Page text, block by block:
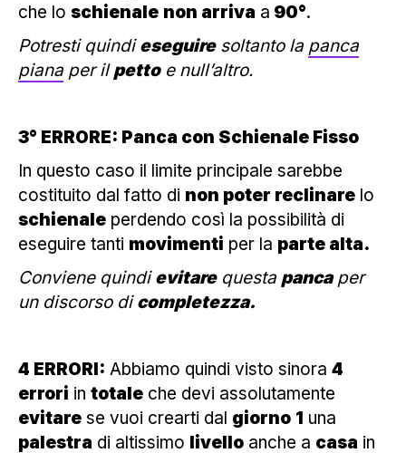
che lo schienale non arriva a 90°.
Potresti quindieseguiresoltanto la panca
piana per ilpettoe null’altro.
3° ERRORE: Panca con Schienale Fisso
In questo caso il limite principale sarebbe
costituito dal fatto di non poter reclinare lo
schienale perdendo così la possibilità di
eseguire tanti movimenti per la parte alta.
Conviene quindievitarequesta pancaper
un discorso dicompletezza.
4 ERRORI: Abbiamo quindi visto sinora 4
errori in totale che devi assolutamente
evitare se vuoi crearti dal giorno 1 una
palestra di altissimo livello anche a casa in